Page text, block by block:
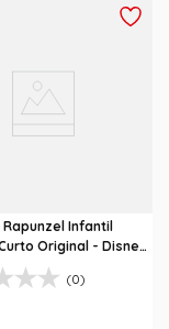
Infantil
Original - Disney
(0)